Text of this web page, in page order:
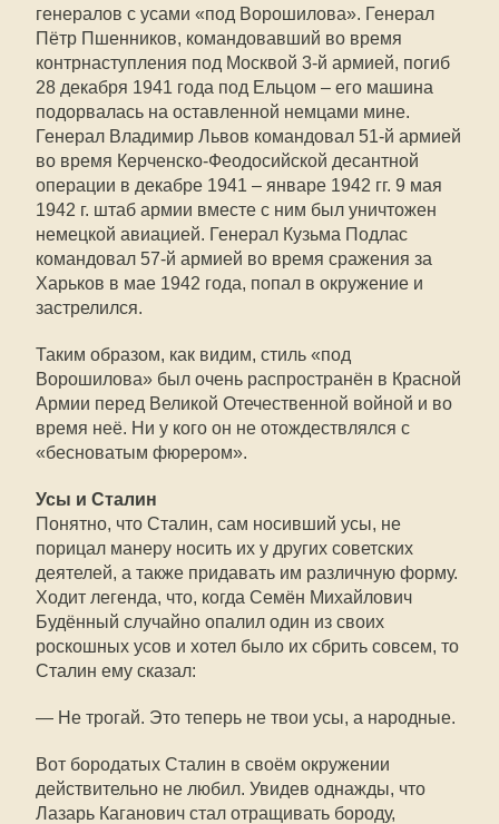
генералов с усами «под Ворошилова». Генерал
Пётр Пшенников, командовавший во время
контрнаступления под Москвой 3-й армией, погиб
28 декабря 1941 года под Ельцом – его машина
подорвалась на оставленной немцами мине.
Генерал Владимир Львов командовал 51-й армией
во время Керченско-Феодосийской десантной
операции в декабре 1941 – январе 1942 гг. 9 мая
1942 г. штаб армии вместе с ним был уничтожен
немецкой авиацией. Генерал Кузьма Подлас
командовал 57-й армией во время сражения за
Харьков в мае 1942 года, попал в окружение и
застрелился.
Таким образом, как видим, стиль «под
Ворошилова» был очень распространён в Красной
Армии перед Великой Отечественной войной и во
время неё. Ни у кого он не отождествлялся с
«бесноватым фюрером».
Усы и Сталин
Понятно, что Сталин, сам носивший усы, не
порицал манеру носить их у других советских
деятелей, а также придавать им различную форму.
Ходит легенда, что, когда Семён Михайлович
Будённый случайно опалил один из своих
роскошных усов и хотел было их сбрить совсем, то
Сталин ему сказал:
— Не трогай. Это теперь не твои усы, а народные.
Вот бородатых Сталин в своём окружении
действительно не любил. Увидев однажды, что
Лазарь Каганович стал отращивать бороду,